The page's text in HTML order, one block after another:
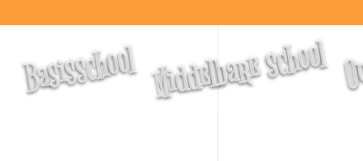
Basisschool Middelbare school